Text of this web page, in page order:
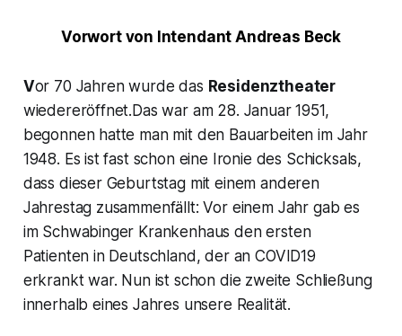
Vorwort von Intendant Andreas Beck
Vor 70 Jahren wurde das Residenztheater
wiedereröffnet.Das war am 28. Januar 1951,
begonnen hatte man mit den Bauarbeiten im Jahr
1948. Es ist fast schon eine Ironie des Schicksals,
dass dieser Geburtstag mit einem anderen
Jahrestag zusammenfällt: Vor einem Jahr gab es
im Schwabinger Krankenhaus den ersten
Patienten in Deutschland, der an COVID19
erkrankt war. Nun ist schon die zweite Schließung
innerhalb eines Jahres unsere Realität.